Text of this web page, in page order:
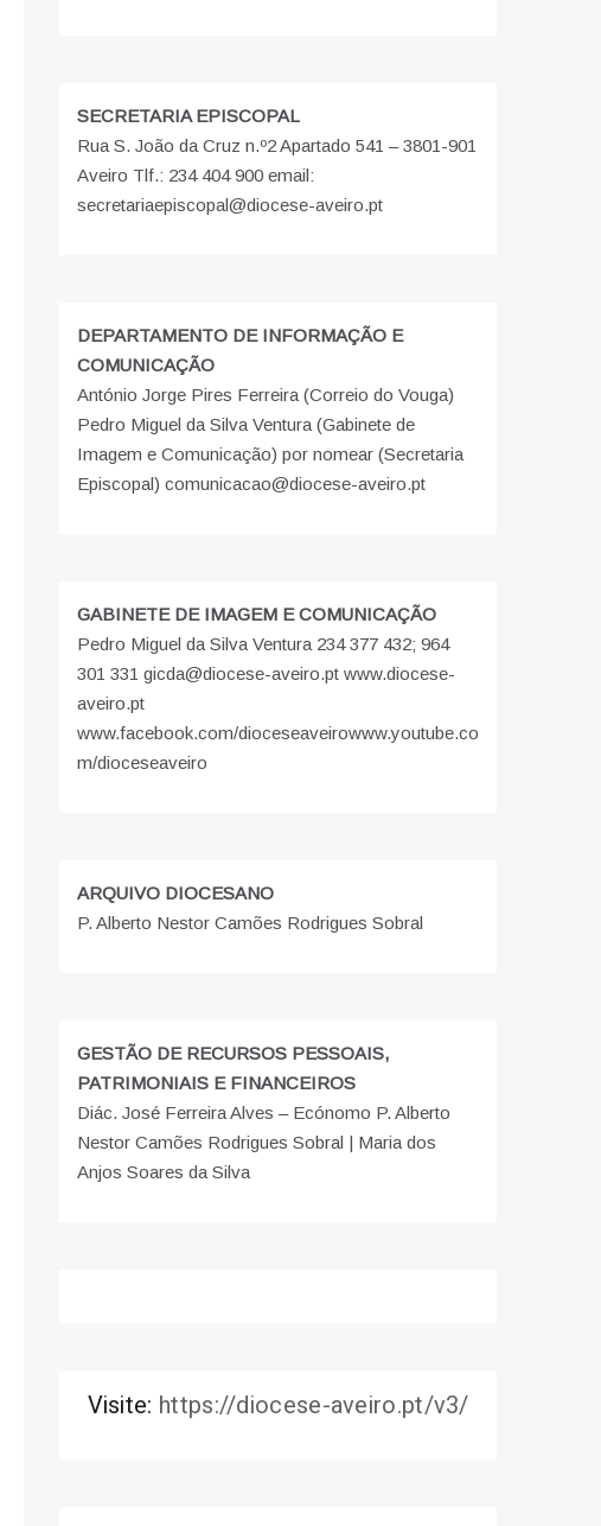
SECRETARIA EPISCOPAL
Rua S. João da Cruz n.º2 Apartado 541 – 3801-901
Aveiro Tlf.: 234 404 900 email:
secretariaepiscopal@diocese-aveiro.pt
DEPARTAMENTO DE INFORMAÇÃO E
COMUNICAÇÃO
António Jorge Pires Ferreira (Correio do Vouga)
Pedro Miguel da Silva Ventura (Gabinete de
Imagem e Comunicação) por nomear (Secretaria
Episcopal) comunicacao@diocese-aveiro.pt
GABINETE DE IMAGEM E COMUNICAÇÃO
Pedro Miguel da Silva Ventura 234 377 432; 964
301 331 gicda@diocese-aveiro.pt www.diocese-
aveiro.pt
www.facebook.com/dioceseaveirowww.youtube.co
m/dioceseaveiro
ARQUIVO DIOCESANO
P. Alberto Nestor Camões Rodrigues Sobral
GESTÃO DE RECURSOS PESSOAIS,
PATRIMONIAIS E FINANCEIROS
Diác. José Ferreira Alves – Ecónomo P. Alberto
Nestor Camões Rodrigues Sobral | Maria dos
Anjos Soares da Silva
Visite: https://diocese-aveiro.pt/v3/